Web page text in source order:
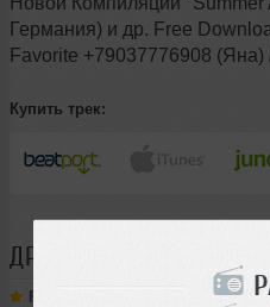
Германия) и др. Free
Favorite +79037776908
Купить трек:
ДРУГИЕ ТРЕКИ
Favorite DJ Favorite & DJ Kharitonov - Russia,